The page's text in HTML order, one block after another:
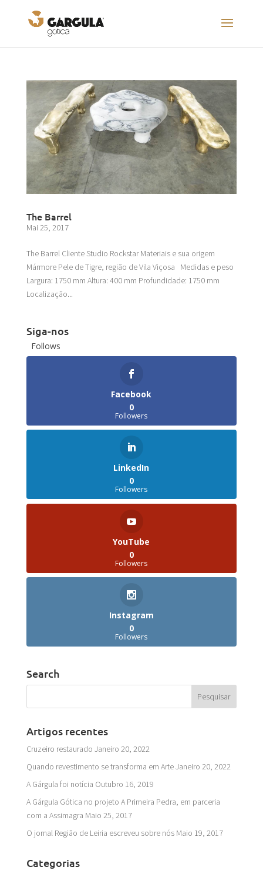
The Barrel
Mai 25, 2017
The Barrel Cliente Studio Rockstar Materiais e sua origem
Mármore Pele de Tigre, região de Vila Viçosa Medidas e peso
Largura: 1750 mm Altura: 400 mm Profundidade: 1750 mm
Localização...
Siga-nos
Follows
Facebook
0
Followers
LinkedIn
0
Followers
YouTube
0
Followers
Instagram
0
Followers
Search
Artigos recentes
Cruzeiro restaurado Janeiro 20, 2022
Quando revestimento se transforma em ArteJaneiro 20, 2022
A Gárgula foi notícia Outubro 16, 2019
A Gárgula Gótica no projeto A Primeira Pedra, em parceria
com a Assimagra Maio 25, 2017
O jornal Região de Leiria escreveu sobre nós Maio 19, 2017
Categorias